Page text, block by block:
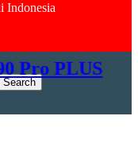
Indonesia
PLUS